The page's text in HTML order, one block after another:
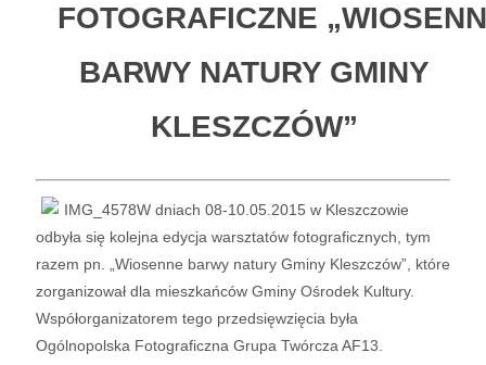
FOTOGRAFICZNE
BARWY NATURY GMINY
KLESZCZÓW”
W dniach 08-10.05.2015 w Kleszczowie
odbyła się kolejna edycja warsztatów fotograficznych, tym
razem pn. „Wiosenne barwy natury Gminy Kleszczów”, które
zorganizował dla mieszkańców Gminy Ośrodek Kultury.
Współorganizatorem tego przedsięwzięcia była
Ogólnopolska Fotograficzna Grupa Twórcza AF13.